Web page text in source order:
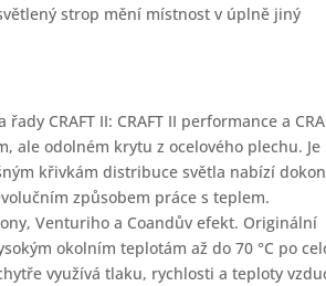
strop mění místnost v úplně jiný
CRAFT II: CRAFT II performance a
ale odolném krytu z ocelového plechu. Je
křivkám distribuce světla nabízí
způsobem práce s teplem.
Venturiho a Coandův efekt. Originální
okolním teplotám až do 70 °C po
využívá tlaku, rychlosti a teploty